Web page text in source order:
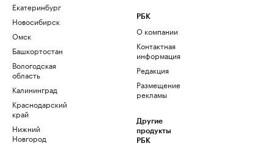
Екатеринбург
Новосибирск
Омск
Башкортостан
Вологодская
область
Калининград
Краснодарский
край
Нижний
Новгород
РБК
О компании
Контактная
информация
Редакция
Размещение
рекламы
Другие
продукты
РБК